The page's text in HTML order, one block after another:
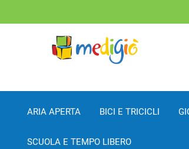
ARIA APERTA BICI E TRICICLI
SCUOLA E TEMPO LIBERO